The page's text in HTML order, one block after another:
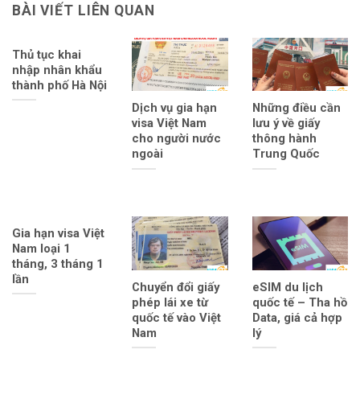
BÀI VIẾT LIÊN QUAN
Thủ tục khai
nhập nhân khẩu
thành phố Hà Nội
Dịch vụ gia hạn
visa Việt Nam
cho người nước
ngoài
Những điều cần
lưu ý về giấy
thông hành
Trung Quốc
Gia hạn visa Việt
Nam loại 1
tháng, 3 tháng 1
lần
Chuyển đổi giấy
phép lái xe từ
quốc tế vào Việt
Nam
eSIM du lịch
quốc tế – Tha hồ
Data, giá cả hợp
lý